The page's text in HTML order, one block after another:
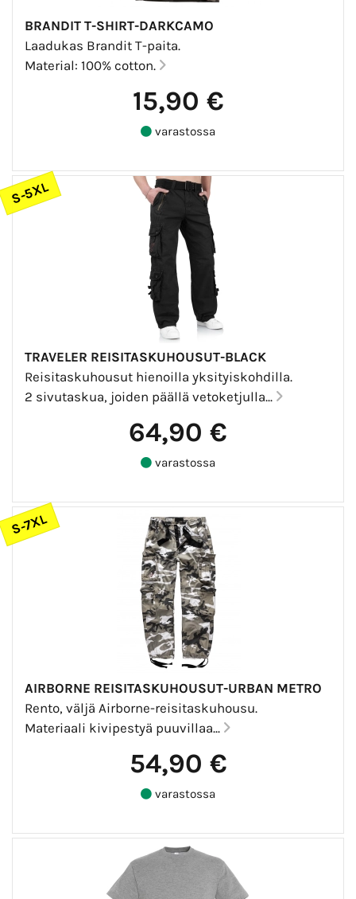
BRANDIT T-SHIRT-DARKCAMO
Laadukas Brandit T-paita.
Material: 100% cotton.
15,90 €
varastossa
S-5XL
TRAVELER REISITASKUHOUSUT-BLACK
Reisitaskuhousut hienoilla yksityiskohdilla.
2 sivutaskua, joiden päällä vetoketjulla...
64,90 €
varastossa
S-7XL
AIRBORNE REISITASKUHOUSUT-URBAN METRO
Rento, väljä Airborne-reisitaskuhousu.
Materiaali kivipestyä puuvillaa...
54,90 €
varastossa